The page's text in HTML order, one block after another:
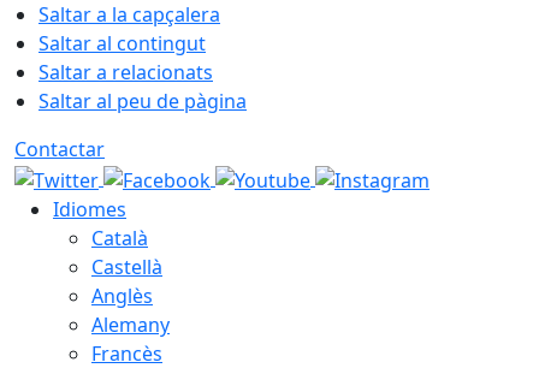
Saltar a la capçalera
Saltar al contingut
Saltar a relacionats
Saltar al peu de pàgina
Contactar
Idiomes
Català
Castellà
Anglès
Alemany
Francès